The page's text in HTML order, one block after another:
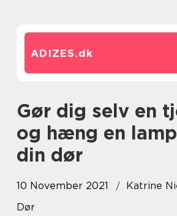
ADIZES.dk
Gør dig selv en tjeneste
og hæng en
din dør
10 November 2021
Katrine
Dør